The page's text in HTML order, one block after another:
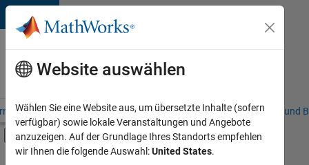
Weiter zum Inhalt
Karriere
bei
MathWorks
– Übersicht Stellensuche Niederlassungen Studierende und
Umschaltung für Off-Canvas-
Hauptinhalt
Website auswählen
Wählen Sie eine Website aus, um übersetzte Inhalte (sofern
verfügbar) sowie lokale Veranstaltungen und Angebote
anzuzeigen. Auf der Grundlage Ihres Standorts empfehlen
wir Ihnen die folgende Auswahl:United States.